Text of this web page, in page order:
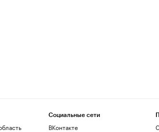
Социальные сети
ВКонтакте